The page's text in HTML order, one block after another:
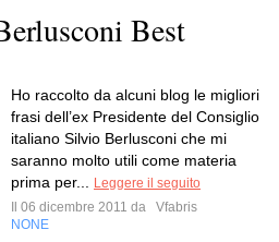
Best
Ho raccolto da alcuni blog le migliori
frasi dell’ex Presidente del Consiglio
italiano Silvio Berlusconi che mi
saranno molto utili come materia
prima per...
Leggere il seguito
Il 06 dicembre 2011 da
Vfabris
NONE